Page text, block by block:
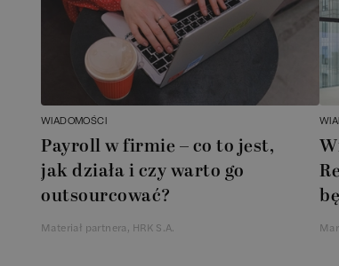
WIADOMOŚCI
Payroll w firmie – co to jest,
jak działa i czy warto go
outsourcować?
Materiał partnera, HRK S.A.